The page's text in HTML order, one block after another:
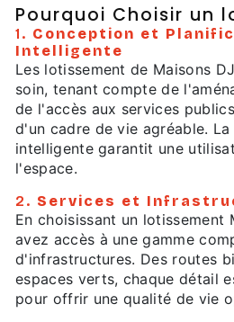
Pourquoi Choisir un
1. Conception et
Intelligente
Les lotissement de Maisons
soin, tenant compte de
de l'accès aux services
d'un cadre de vie agréable.
intelligente garantit une
l'espace.
2. Services et
En choisissant un lotissement
avez accès à une gamme
d'infrastructures. Des routes
espaces verts, chaque détail
pour offrir une qualité de vie